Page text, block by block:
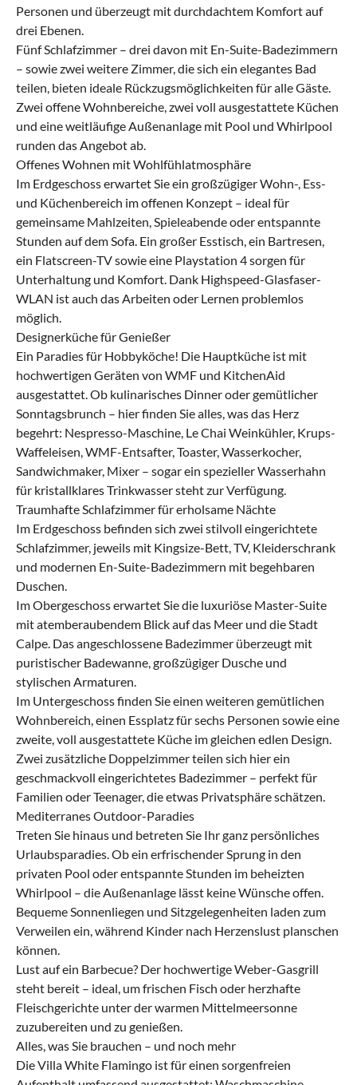
Personen und überzeugt mit durchdachtem Komfort auf
drei Ebenen.
Fünf Schlafzimmer – drei davon mit En-Suite-Badezimmern
– sowie zwei weitere Zimmer, die sich ein elegantes Bad
teilen, bieten ideale Rückzugsmöglichkeiten für alle Gäste.
Zwei offene Wohnbereiche, zwei voll ausgestattete Küchen
und eine weitläufige Außenanlage mit Pool und Whirlpool
runden das Angebot ab.
Offenes Wohnen mit Wohlfühlatmosphäre
Im Erdgeschoss erwartet Sie ein großzügiger Wohn-, Ess-
und Küchenbereich im offenen Konzept – ideal für
gemeinsame Mahlzeiten, Spieleabende oder entspannte
Stunden auf dem Sofa. Ein großer Esstisch, ein Bartresen,
ein Flatscreen-TV sowie eine Playstation 4 sorgen für
Unterhaltung und Komfort. Dank Highspeed-Glasfaser-
WLAN ist auch das Arbeiten oder Lernen problemlos
möglich.
Designerküche für Genießer
Ein Paradies für Hobbyköche! Die Hauptküche ist mit
hochwertigen Geräten von WMF und KitchenAid
ausgestattet. Ob kulinarisches Dinner oder gemütlicher
Sonntagsbrunch – hier finden Sie alles, was das Herz
begehrt: Nespresso-Maschine, Le Chai Weinkühler, Krups-
Waffeleisen, WMF-Entsafter, Toaster, Wasserkocher,
Sandwichmaker, Mixer – sogar ein spezieller Wasserhahn
für kristallklares Trinkwasser steht zur Verfügung.
Traumhafte Schlafzimmer für erholsame Nächte
Im Erdgeschoss befinden sich zwei stilvoll eingerichtete
Schlafzimmer, jeweils mit Kingsize-Bett, TV, Kleiderschrank
und modernen En-Suite-Badezimmern mit begehbaren
Duschen.
Im Obergeschoss erwartet Sie die luxuriöse Master-Suite
mit atemberaubendem Blick auf das Meer und die Stadt
Calpe. Das angeschlossene Badezimmer überzeugt mit
puristischer Badewanne, großzügiger Dusche und
stylischen Armaturen.
Im Untergeschoss finden Sie einen weiteren gemütlichen
Wohnbereich, einen Essplatz für sechs Personen sowie eine
zweite, voll ausgestattete Küche im gleichen edlen Design.
Zwei zusätzliche Doppelzimmer teilen sich hier ein
geschmackvoll eingerichtetes Badezimmer – perfekt für
Familien oder Teenager, die etwas Privatsphäre schätzen.
Mediterranes Outdoor-Paradies
Treten Sie hinaus und betreten Sie Ihr ganz persönliches
Urlaubsparadies. Ob ein erfrischender Sprung in den
privaten Pool oder entspannte Stunden im beheizten
Whirlpool – die Außenanlage lässt keine Wünsche offen.
Bequeme Sonnenliegen und Sitzgelegenheiten laden zum
Verweilen ein, während Kinder nach Herzenslust planschen
können.
Lust auf ein Barbecue? Der hochwertige Weber-Gasgrill
steht bereit – ideal, um frischen Fisch oder herzhafte
Fleischgerichte unter der warmen Mittelmeersonne
zuzubereiten und zu genießen.
Alles, was Sie brauchen – und noch mehr
Die Villa White Flamingo ist für einen sorgenfreien